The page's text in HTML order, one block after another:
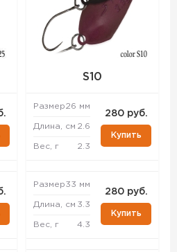
S10
Размер26 мм
Длина, см 2.6
Вес, г 2.3
280 руб.
Купить
Размер33 мм
Длина, см 3.3
Вес, г 4.3
280 руб.
Купить